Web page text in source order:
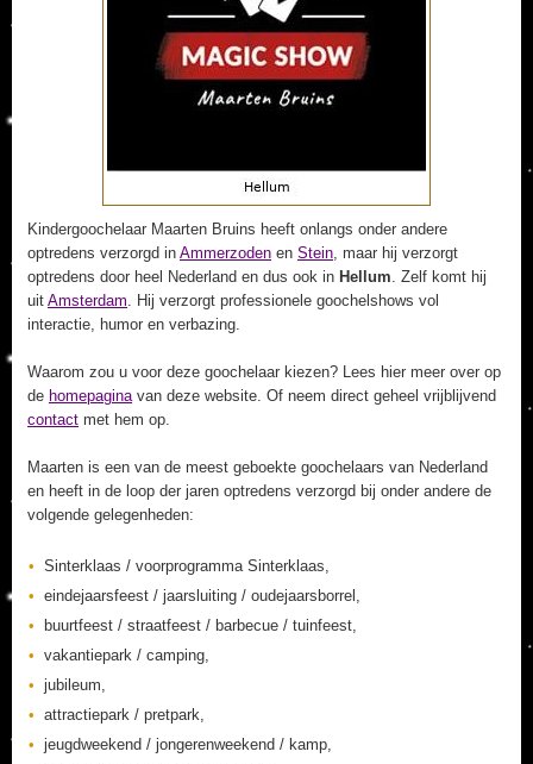
Kindergoochelaar Maarten Bruins heeft onlangs onder andere
optredens verzorgd in Ammerzoden en Stein, maar hij verzorgt
optredens door heel Nederland en dus ook in Hellum. Zelf komt hij
uit Amsterdam. Hij verzorgt professionele goochelshows vol
interactie, humor en verbazing.
Waarom zou u voor deze goochelaar kiezen? Lees hier meer over op
de homepaginavan deze website. Of neem direct geheel vrijblijvend
contact met hem op.
Maarten is een van de meest geboekte goochelaars van Nederland
en heeft in de loop der jaren optredens verzorgd bij onder andere de
volgende gelegenheden:
Sinterklaas / voorprogramma Sinterklaas,
eindejaarsfeest / jaarsluiting / oudejaarsborrel,
buurtfeest / straatfeest / barbecue / tuinfeest,
vakantiepark / camping,
jubileum,
attractiepark / pretpark,
jeugdweekend / jongerenweekend / kamp,